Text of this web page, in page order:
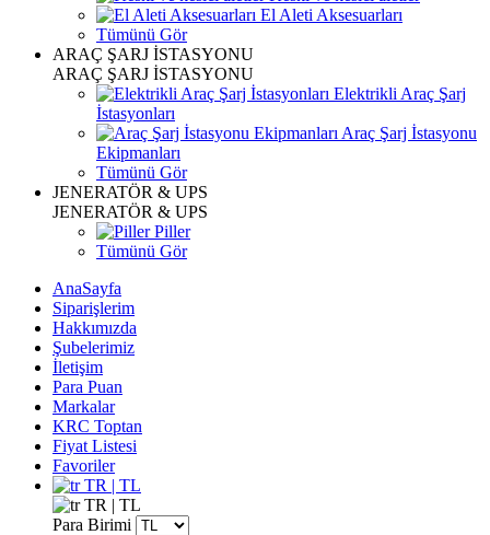
El Aleti Aksesuarları
Tümünü Gör
ARAÇ ŞARJ İSTASYONU
ARAÇ ŞARJ İSTASYONU
Elektrikli Araç Şarj
İstasyonları
Araç Şarj İstasyonu
Ekipmanları
Tümünü Gör
JENERATÖR & UPS
JENERATÖR & UPS
Piller
Tümünü Gör
AnaSayfa
Siparişlerim
Hakkımızda
Şubelerimiz
İletişim
Para Puan
Markalar
KRC Toptan
Fiyat Listesi
Favoriler
TR | TL
TR | TL
Para Birimi